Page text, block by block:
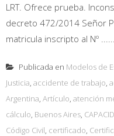
LRT. Ofrece prueba.
decreto 472/2014 Señor
matricula inscripto al Nº
Publicada en Modelos de
Justicia, accidente de trabajo,
Argentina, Artículo, atención
cálculo, Buenos Aires,
Código Civil, certificado,